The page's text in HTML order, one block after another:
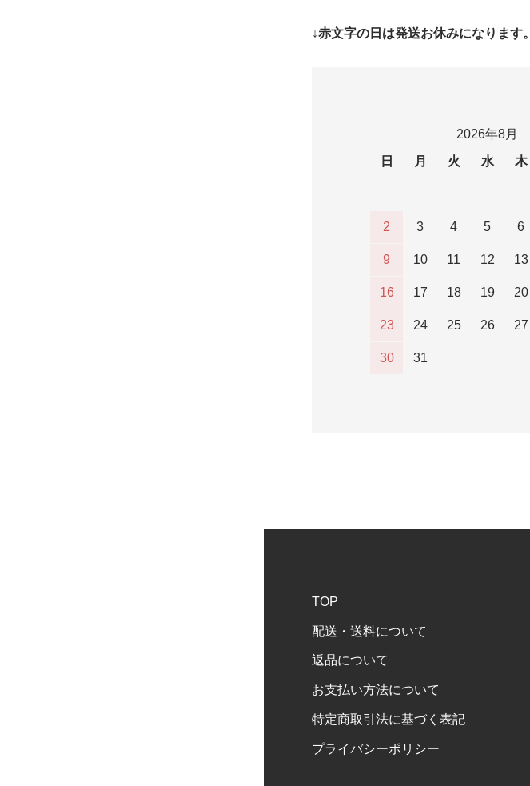
↓赤文字の日は発送お休みになります。
2026年8月
日
月 火 水 木
2 3 4 5 6
9 10 11 12 13
16 17 18 19 20
23 24 25 26 27
30 31
TOP
配送・送料について
返品について
お支払い方法について
特定商取引法に基づく表記
プライバシーポリシー